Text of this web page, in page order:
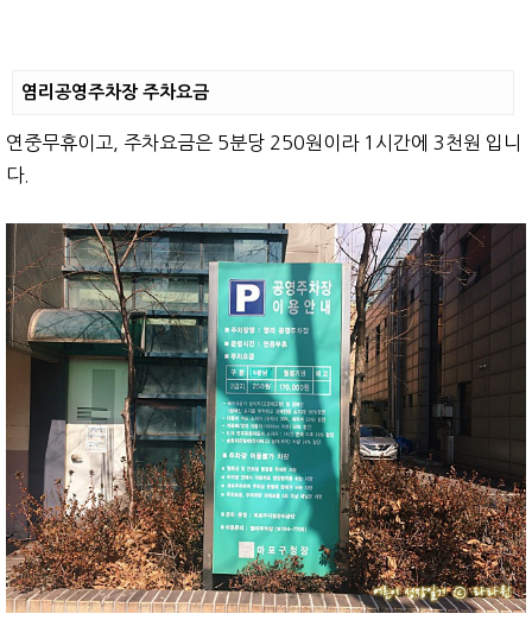
염리공영주차장 주차요금
연중무휴이고, 주차요금은 5분당 250원이라 1시간에 3천원 입니
다.